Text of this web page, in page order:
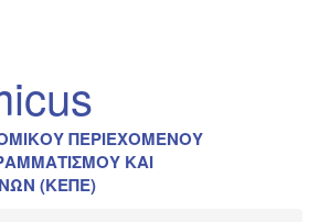
ΠΕΡΙΕΧΟΜΕΝΟΥ
ΚΑΙ
(ΚΕΠΕ)